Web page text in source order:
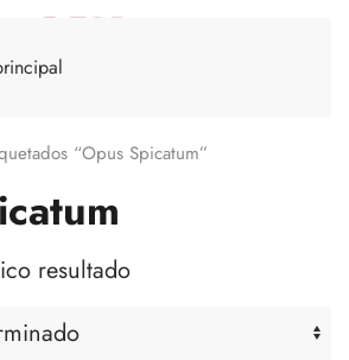
“Opus Spicatum”
resultado